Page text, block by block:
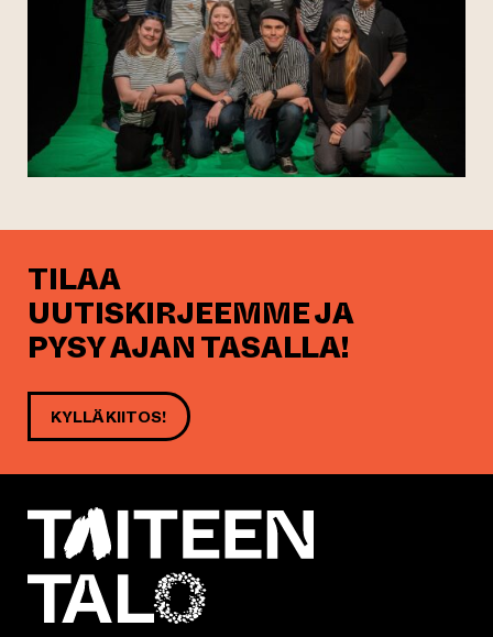
TILAA
UUTISKIRJEEMME JA
PYSY AJAN TASALLA!
KYLLÄ KIITOS!